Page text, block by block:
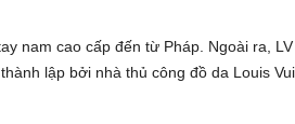
nam cao cấp đến từ Pháp. Ngoài ra,
lập bởi nhà thủ công đồ da Louis